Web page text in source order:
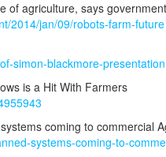
of agriculture, says government
2014/jan/09/robots-farm-future
simon-blackmore-
is a Hit With Farmers
coming to commercial
systems-coming-to-